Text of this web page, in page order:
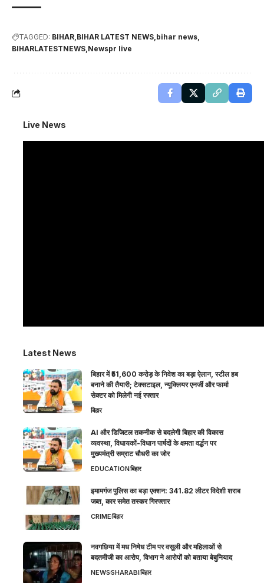
TAGGED: BIHAR BIHAR LATEST NEWS bihar news
BIHARLATESTNEWS Newspr live
Live News
Latest News
बिहार में ₹51,600 करोड़ के निवेश का बड़ा ऐलान, स्टील हब
बनाने की तैयारी; टेक्सटाइल, न्यूक्लियर एनर्जी और फार्मा
सेक्टर को मिलेगी नई रफ्तार
बिहार
AI और डिजिटल तकनीक से बदलेगी बिहार की विकास
व्यवस्था, विधायकों-विधान पार्षदों के क्षमता वर्द्धन पर
मुख्यमंत्री सम्राट चौधरी का जोर
EDUCATIONबिहार
इमामगंज पुलिस का बड़ा एक्शन: 341.82 लीटर विदेशी शराब
जब्त, कार समेत तस्कर गिरफ्तार
CRIMEबिहार
नवगछिया में मध निषेध टीम पर वसूली और महिलाओं से
बदतमीजी का आरोप, विभाग ने आरोपों को बताया बेबुनियाद
NEWSSHARABIबिहार